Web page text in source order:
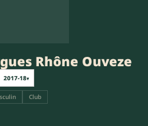
Rhône Ouveze
2017-18▾
Club